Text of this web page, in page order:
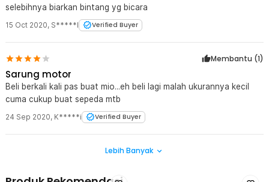
selebihnya biarkan bintang yg bicara
15 Oct 2020, S*****I Verified Buyer
Membantu (1)
Sarung motor
Beli berkali kali pas buat mio...eh beli lagi malah ukurannya kecil
cuma cukup buat sepeda mtb
24 Sep 2020, K*****i Verified Buyer
Lebih Banyak